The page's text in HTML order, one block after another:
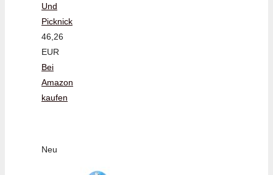
Und
Picknick
46,26
EUR
Bei
Amazon
kaufen
Neu